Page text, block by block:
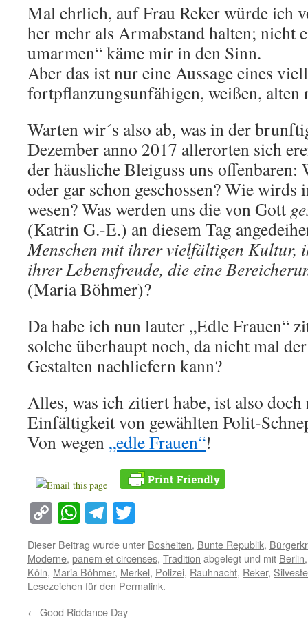
Mal ehrlich, auf Frau Reker würde ich
her mehr als Armabstand halten; nicht
umarmen“ käme mir in den Sinn.
Aber das ist nur eine Aussage eines
fortpflanzungsunfähigen, weißen, alten
Warten wir´s also ab, was in der
Dezember anno 2017 allerorten sich
der häusliche Bleiguss uns offenbaren:
oder gar schon geschossen? Wie wirds
wesen? Was werden uns die von Gott
(Katrin G.-E.) an diesem Tag
Menschen mit ihrer vielfältigen Kultur,
ihrer Lebensfreude, die eine
(Maria Böhmer)?
Da habe ich nun lauter „Edle Frauen“
solche überhaupt noch, da nicht mal
Gestalten nachliefern kann?
Alles, was ich zitiert habe, ist also
Einfältigkeit von gewählten Polit-
Von wegen „edle Frauen“!
Copy
Link
WhatsApp
Telegram
Dieser Beitrag wurde unter Bosheiten, Bunte Republik,
Moderne, panem et circenses, Tradition abgelegt und mit Berlin
Köln, Maria Böhmer, Merkel, Polizei, Rauhnacht, Reker,
Lesezeichen für den Permalink.
← Good Riddance Day